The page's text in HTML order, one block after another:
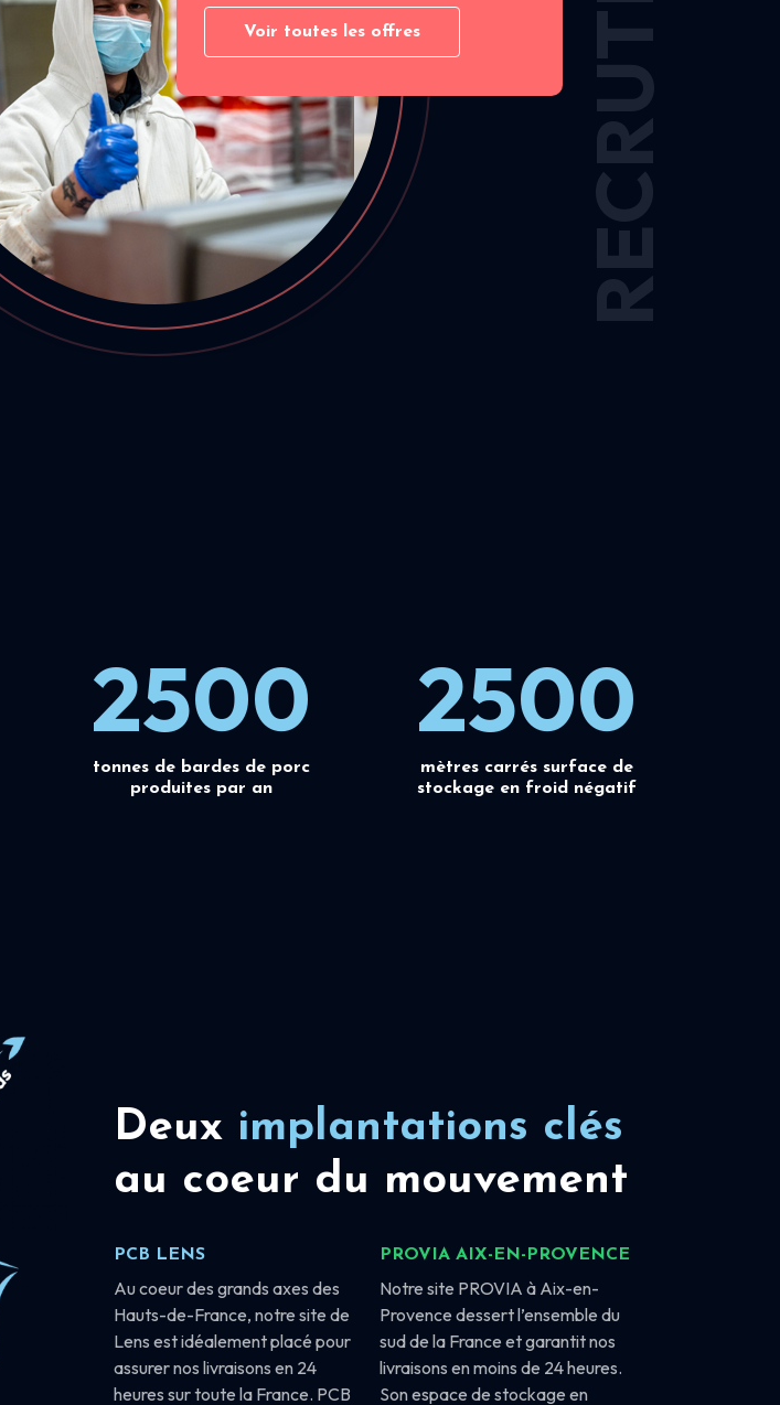
Voir toutes les offres
2500
tonnes de bardes de porc
produites par an
2500
mètres carrés surface de
stockage en froid négatif
Deux implantations clés
au coeur du mouvement
PCB LENS
Au coeur des grands axes des
Hauts-de-France, notre site de
Lens est idéalement placé pour
assurer nos livraisons en 24
heures sur toute la France. PCB
PROVIA AIX-EN-PROVENCE
Notre site PROVIA à Aix-en-
Provence dessert l’ensemble du
sud de la France et garantit nos
livraisons en moins de 24 heures.
Son espace de stockage en